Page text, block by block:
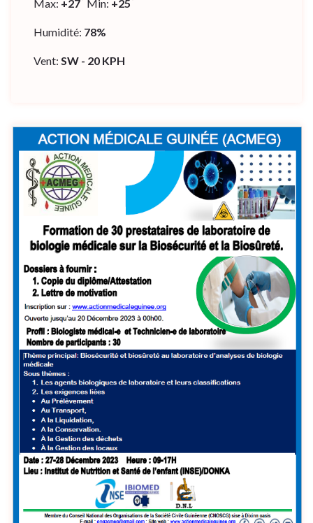
Max: +27 Min: +25
Humidité: 78%
Vent: SW - 20 KPH